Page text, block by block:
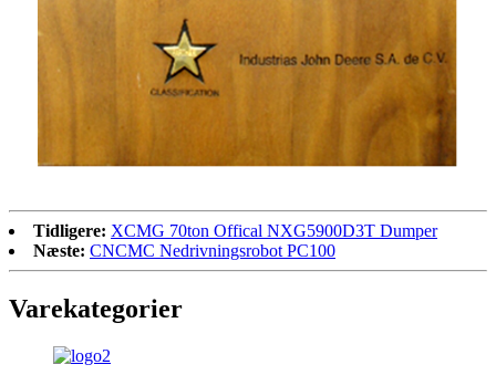
Tidligere: XCMG 70ton Offical NXG5900D3T Dumper
Næste: CNCMC Nedrivningsrobot PC100
Varekategorier